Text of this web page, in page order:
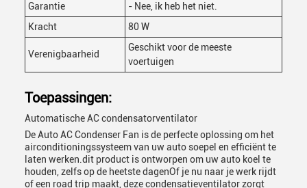
Garantie
- Nee, ik heb het niet.
Kracht
80 W
Verenigbaarheid
Geschikt voor de meeste
voertuigen
Toepassingen:
Automatische AC condensatorventilator
De Auto AC Condenser Fan is de perfecte oplossing om het
airconditioningssysteem van uw auto soepel en efficiënt te
laten werken.dit product is ontworpen om uw auto koel te
houden, zelfs op de heetste dagenOf je nu naar je werk rijdt
of een road trip maakt, deze condensatieventilator zorgt